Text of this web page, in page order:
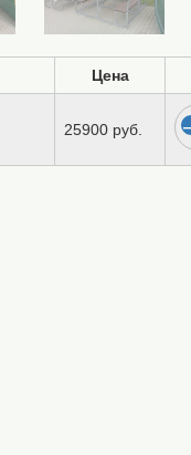
Цена
25900 руб.